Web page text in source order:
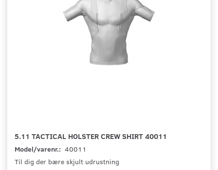
5.11 TACTICAL HOLSTER CREW SHIRT 40011
Model/varenr.: 40011
Til dig der bære skjult udrustning